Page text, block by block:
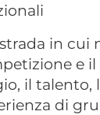
in cui
e
il talento,
di